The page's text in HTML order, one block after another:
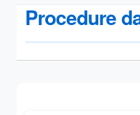
Procedure